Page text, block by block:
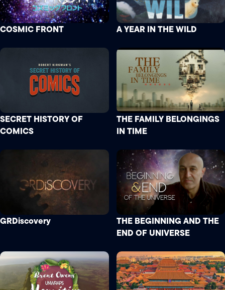
COSMIC FRONT A YEAR IN THE WILD
SECRET HISTORY OF
COMICS
THE FAMILY BELONGINGS
IN TIME
GRDiscovery
THE BEGINNING AND THE
END OF UNIVERSE